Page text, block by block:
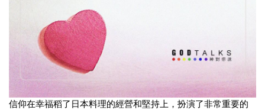
信仰在幸福稻了日本料理的經營和堅持上，扮演了非常重要的